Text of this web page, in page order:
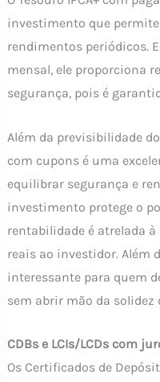
investimento que
rendimentos periódicos.
mensal, ele proporciona
segurança, pois é
Além da previsibilidade
com cupons é uma
equilibrar segurança e
investimento protege o
rentabilidade é atrelada
reais ao investidor. Além
interessante para quem
sem abrir mão da
CDBs e LCIs/LCDs com
Os Certificados de